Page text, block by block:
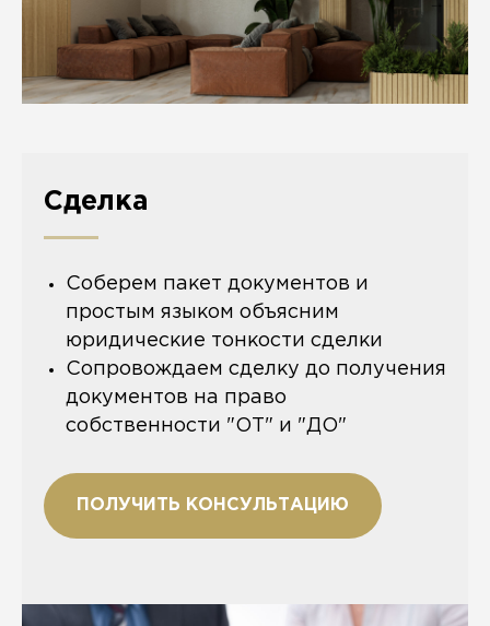
Сделка
Соберем пакет документов и
простым языком объясним
юридические тонкости сделки
Сопровождаем сделку до получения
документов на право
собственности "ОТ" и "ДО"
ПОЛУЧИТЬ КОНСУЛЬТАЦИЮ